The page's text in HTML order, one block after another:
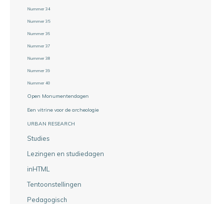
Nummer 34
Nummer 35
Nummer 36
Nummer 37
Nummer 38
Nummer 39
Nummer 40
Open Monumentendagen
Een vitrine voor de archeologie
URBAN RESEARCH
Studies
Lezingen en studiedagen
inHTML
Tentoonstellingen
Pedagogisch